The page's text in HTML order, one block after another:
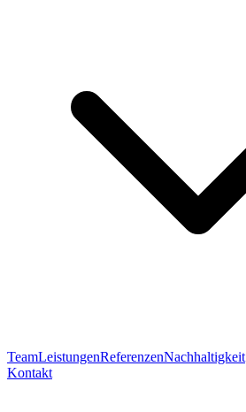
TeamLeistungenReferenzenNachhaltigkeit
Kontakt